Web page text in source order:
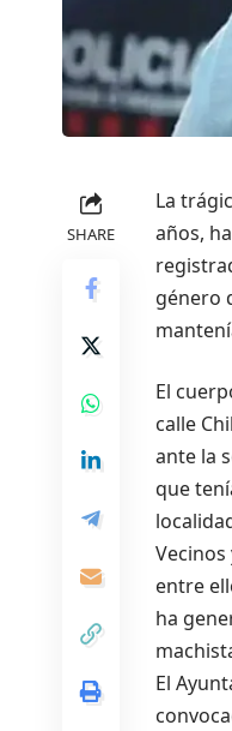
SHARE
La
años,
género
El
calle
ante la
que
entre
ha
El